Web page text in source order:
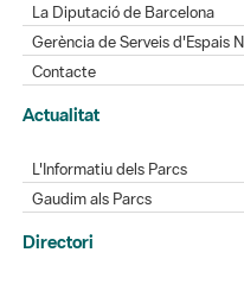
La Diputació de Barcelona
Gerència de Serveis d'Espais
Contacte
Actualitat
L'Informatiu dels Parcs
Gaudim als Parcs
Directori